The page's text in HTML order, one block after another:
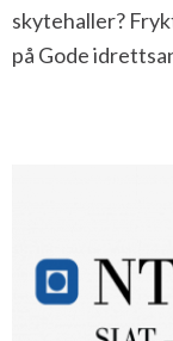
skytehaller?
på Gode